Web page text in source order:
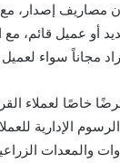
مصاريف إصدار، مع
أو عميل قائم،
مجاناً سواء
خاصًا لعملاء
الإدارية
والمعدات